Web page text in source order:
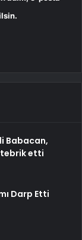
Babacan,
tebrik etti
Darp Etti